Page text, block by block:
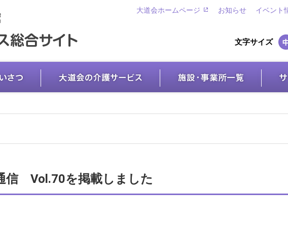
イベント
お知らせ
大道会ホームページ
文字サイズ
信 Vol.70を掲載しました